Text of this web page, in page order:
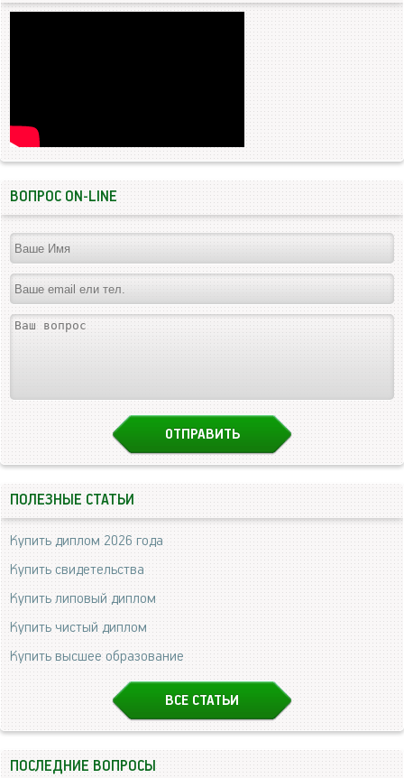
ВОПРОС ON-LINE
ПОЛЕЗНЫЕ СТАТЬИ
Купить диплом 2026 года
Купить свидетельства
Купить липовый диплом
Купить чистый диплом
Купить высшее образование
ВСЕ СТАТЬИ
ПОСЛЕДНИЕ ВОПРОСЫ